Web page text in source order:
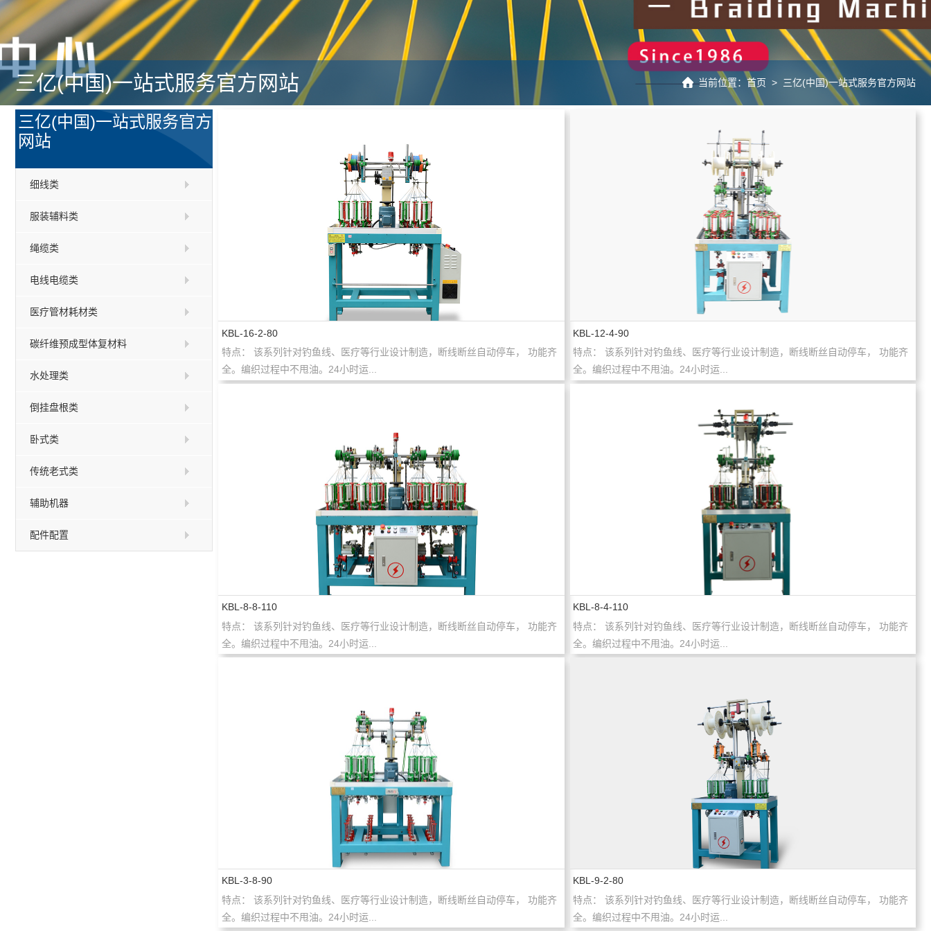
三亿(中国)一站式服务官方网站 当前位置： 首页 > 三亿(中国)一站式服务官方网站
三亿(中国)一站式服务官方
网站
细线类
服装辅料类
绳缆类
电线电缆类
医疗管材耗材类
碳纤维预成型体复材料
水处理类
倒挂盘根类
卧式类
传统老式类
辅助机器
配件配置
KBL-16-2-80
特点： 该系列针对钓鱼线、医疗等行业设计制造，断线断丝自动停车， 功能齐
全。编织过程中不甩油。24小时运...
KBL-12-4-90
特点： 该系列针对钓鱼线、医疗等行业设计制造，断线断丝自动停车， 功能齐
全。编织过程中不甩油。24小时运...
KBL-8-8-110
特点： 该系列针对钓鱼线、医疗等行业设计制造，断线断丝自动停车， 功能齐
全。编织过程中不甩油。24小时运...
KBL-8-4-110
特点： 该系列针对钓鱼线、医疗等行业设计制造，断线断丝自动停车， 功能齐
全。编织过程中不甩油。24小时运...
KBL-3-8-90
特点： 该系列针对钓鱼线、医疗等行业设计制造，断线断丝自动停车， 功能齐
全。编织过程中不甩油。24小时运...
KBL-9-2-80
特点： 该系列针对钓鱼线、医疗等行业设计制造，断线断丝自动停车， 功能齐
全。编织过程中不甩油。24小时运...